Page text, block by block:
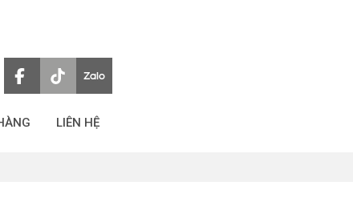
LIÊN HỆ